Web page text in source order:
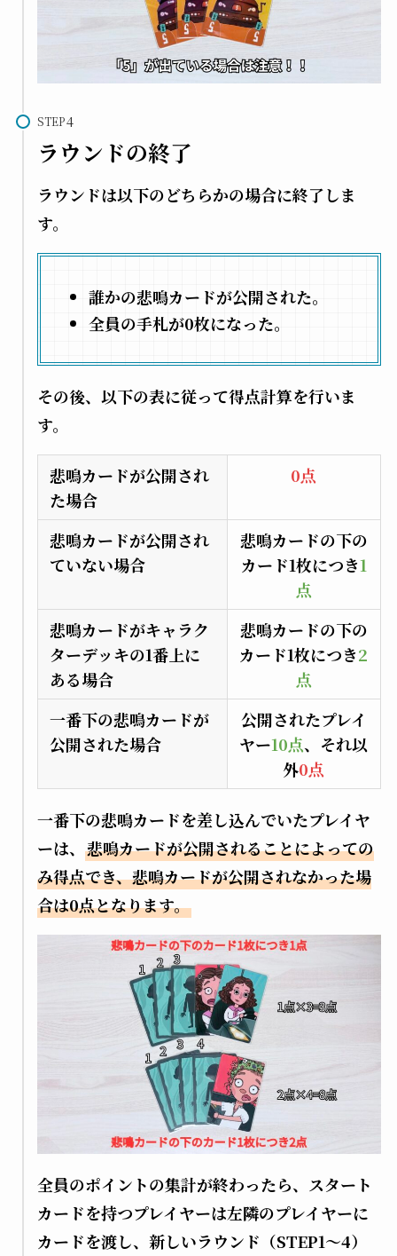
STEP
ラウンドの終了
ラウンドは以下のどちらかの場合に終了しま
す。
誰かの悲鳴カードが公開された。
全員の手札が0枚になった。
その後、以下の表に従って得点計算を行いま
す。
悲鳴カードが公開され
た場合
0点
悲鳴カードが公開され
ていない場合
悲鳴カードの下の
カード1枚につき1
点
悲鳴カードがキャラク
ターデッキの1番上に
ある場合
悲鳴カードの下の
カード1枚につき2
点
一番下の悲鳴カードが
公開された場合
公開されたプレイ
ヤー10点、それ以
外0点
一番下の悲鳴カードを差し込んでいたプレイヤ
ーは、 悲鳴カードが公開されることによっての
み得点でき、悲鳴カードが公開されなかった場
合は0点となります。
全員のポイントの集計が終わったら、スタート
カードを持つプレイヤーは左隣のプレイヤーに
カードを渡し、新しいラウンド（STEP1〜4）